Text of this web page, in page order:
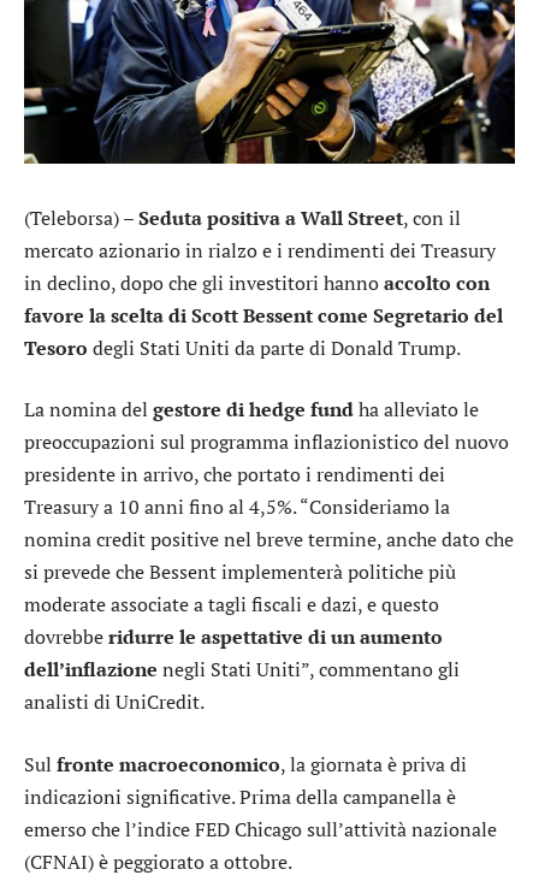
(Teleborsa) –Seduta positiva a Wall Street, con il
mercato azionario in rialzo e i rendimenti dei Treasury
in declino, dopo che gli investitori hannoaccolto con
favore la scelta di Scott Bessent come Segretario del
Tesoro degli Stati Uniti da parte di Donald Trump.
La nomina del gestore di hedge fundha alleviato le
preoccupazioni sul programma inflazionistico del nuovo
presidente in arrivo, che portato i rendimenti dei
Treasury a 10 anni fino al 4,5%. “Consideriamo la
nomina credit positive nel breve termine, anche dato che
si prevede che Bessent implementerà politiche più
moderate associate a tagli fiscali e dazi, e questo
dovrebberidurre le aspettative di un aumento
dell’inflazione negli Stati Uniti”, commentano gli
analisti di UniCredit.
Sul fronte macroeconomico, la giornata è priva di
indicazioni significative. Prima della campanella è
emerso che l’indice FED Chicago sull’attività nazionale
(CFNAI) è peggiorato a ottobre.